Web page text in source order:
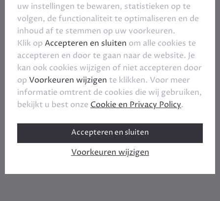
uw instellingen te bewaren, statistieken op te
volgen, de functionaliteit te optimaliseren en de
inhoud af te stemmen op uw voorkeuren.
Klik op Accepteren en sluiten om alle cookies te
accepteren en door te gaan naar de website. Je
kan ook cookies wijzigen of niet accepteren door
op Voorkeuren wijzigen te klikken. Voor meer
informatie omtrent de cookies die wij gebruiken,
bekijkt u best onze Cookie en Privacy Policy.
Accepteren en sluiten
Voorkeuren wijzigen